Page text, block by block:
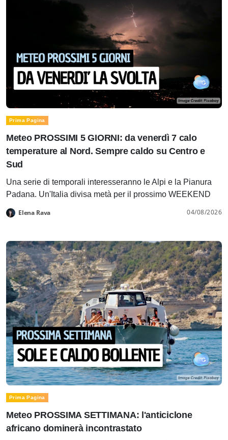
Prima Pagina
Meteo PROSSIMI 5 GIORNI: da venerdì 7 calo
temperature al Nord. Sempre caldo su Centro e
Sud
Una serie di temporali interesseranno le Alpi e la Pianura
Padana. Un'Italia divisa metà per il prossimo WEEKEND
Elena Rava 04/08/2026
Prima Pagina
Meteo PROSSIMA SETTIMANA: l'anticiclone
africano dominerà incontrastato